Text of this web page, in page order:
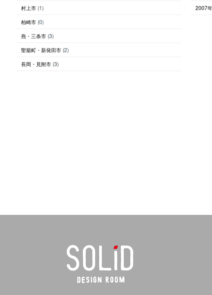
村上市 (1)
柏崎市 (0)
燕・三条市 (3)
聖籠町・新発田市 (2)
長岡・見附市 (3)
2007